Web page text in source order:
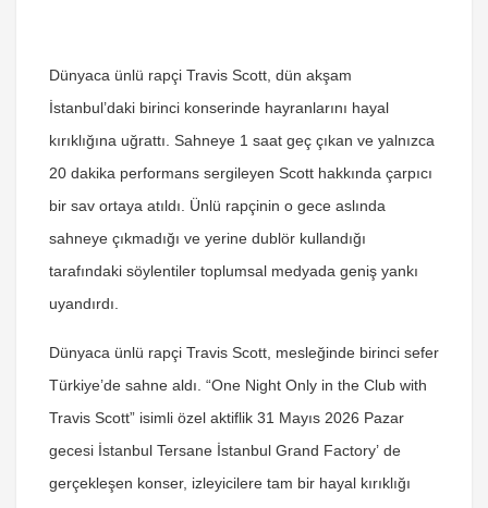
Dünyaca ünlü rapçi Travis Scott, dün akşam
İstanbul’daki birinci konserinde hayranlarını hayal
kırıklığına uğrattı. Sahneye 1 saat geç çıkan ve yalnızca
20 dakika performans sergileyen Scott hakkında çarpıcı
bir sav ortaya atıldı. Ünlü rapçinin o gece aslında
sahneye çıkmadığı ve yerine dublör kullandığı
tarafındaki söylentiler toplumsal medyada geniş yankı
uyandırdı.
Dünyaca ünlü rapçi Travis Scott , mesleğinde birinci sefer
Türkiye’de sahne aldı. “One Night Only in the Club with
Travis Scott” isimli özel aktiflik 31 Mayıs 2026 Pazar
gecesi İstanbul Tersane İstanbul Grand Factory’ de
gerçekleşen konser, izleyicilere tam bir hayal kırıklığı